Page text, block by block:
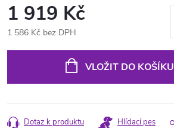
1 919 Kč
1 586 Kč bez DPH
VLOŽIT DO KOŠÍKU
Dotaz k produktu Hlídací pes